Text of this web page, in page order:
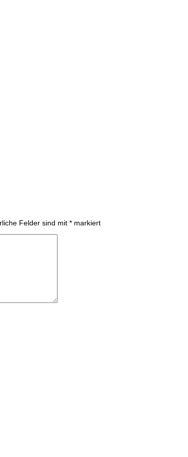
Felder sind mit * markiert